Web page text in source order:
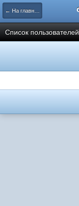
← На главную
Список пользователей